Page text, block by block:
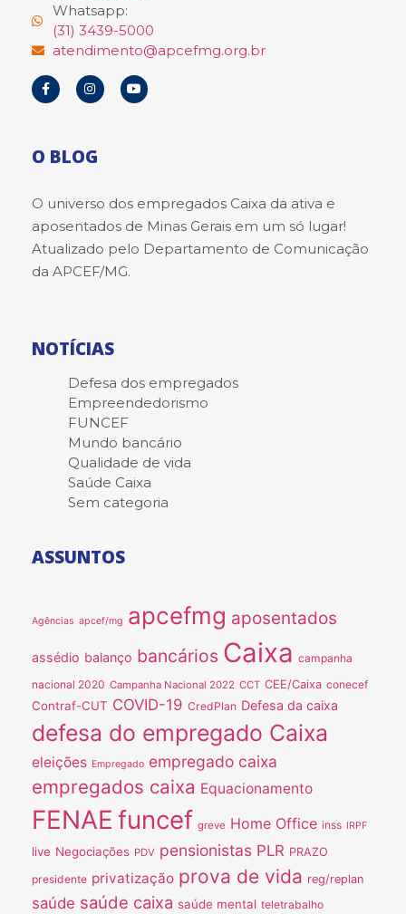
Whatsapp:
(31) 3439-5000
atendimento@apcefmg.org.br
O BLOG
O universo dos empregados Caixa da ativa e
aposentados de Minas Gerais em um só lugar!
Atualizado pelo Departamento de Comunicação
da APCEF/MG.
NOTÍCIAS
Defesa dos empregados
Empreendedorismo
FUNCEF
Mundo bancário
Qualidade de vida
Saúde Caixa
Sem categoria
ASSUNTOS
Agências apcef/mg apcefmg aposentados
assédio balanço bancários Caixa campanha
nacional 2020 Campanha Nacional 2022 CCT CEE/Caixa conecef
Contraf-CUT COVID-19 CredPlan Defesa da caixa
defesa do empregado Caixa
eleições Empregado empregado caixa
empregados caixa Equacionamento
FENAE funcef greve Home Office inss IRPF
live Negociações PDV pensionistas PLR PRAZO
presidente privatização prova de vida reg/replan
saúde saúde caixa saúde mental teletrabalho